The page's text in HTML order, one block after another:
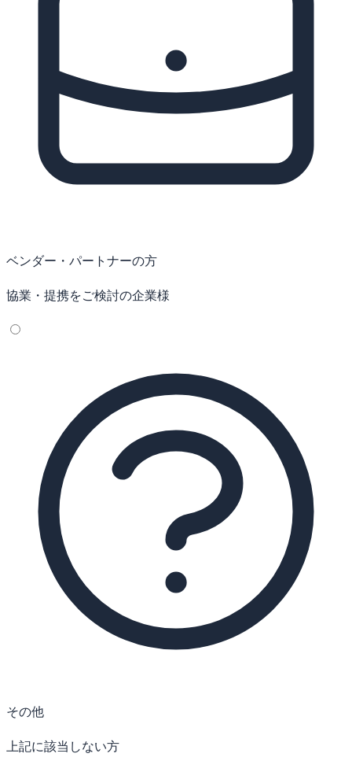
ベンダー・パートナーの方
協業・提携をご検討の企業様
その他
上記に該当しない方